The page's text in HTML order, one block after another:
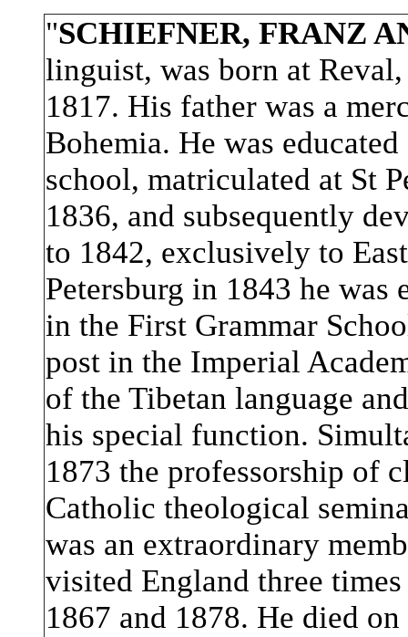
"SCHIEFNER, FRANZ
linguist, was born at
1817. His father was a
Bohemia. He was
school, matriculated at St
1836, and subsequently
to 1842, exclusively to
Petersburg in 1843 he was
in the First Grammar
post in the Imperial
of the Tibetan language
his special function.
1873 the professorship of
Catholic theological
was an extraordinary
visited England three
1867 and 1878. He died